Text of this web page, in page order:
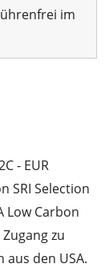
im
- EUR
SRI Selection
Low Carbon
zu
den USA.